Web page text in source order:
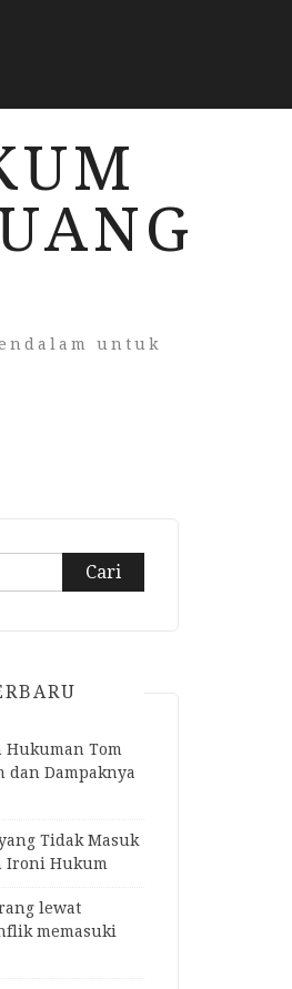
untuk
Hukuman Tom
dan Dampaknya
Tidak Masuk
Ironi Hukum
lewat
memasuki